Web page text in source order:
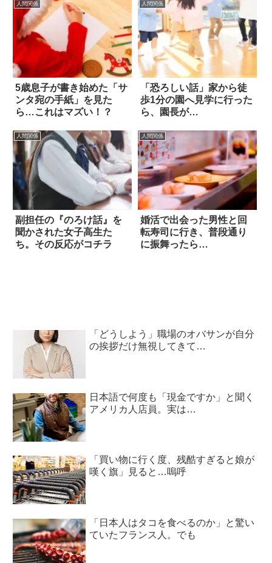
人間関係
5歳息子が書き始めた「サ
ンタ宛の手紙」を見た
ら…これはマズい！？
人間関係
「恐ろしい話」家から徒
歩1分の園へ見学に行った
ら、園長が…
人間関係
副担任の『のろけ話』を
聞かされた女子高生た
ち。その反応がコチラ
人間関係
婚活で出会った男性と回
転寿司に行き、普段通り
に振舞ったら…
「どうしよう」職場のオバサンが自分
の挨拶だけ無視してきて…
日本語で何度も「現金ですか」と聞く
アメリカ人店員。実は…
「買い物に行く度、残酷すぎると娘が
嘆く旗」見ると…嗚呼
「日本人はタコを食べるのか」と驚い
ていたフランス人。でも